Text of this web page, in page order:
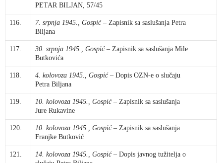
PETAR BILJAN, 57/45
116. 7. srpnja 1945., Gospić – Zapisnik sa saslušanja Petra
Biljana
117. 30. srpnja 1945., Gospić – Zapisnik sa saslušanja Mile
Butkovića
118. 4. kolovoza 1945., Gospić – Dopis OZN-e o slučaju
Petra Biljana
119. 10. kolovoza 1945., Gospić – Zapisnik sa saslušanja
Jure Rukavine
120. 10. kolovoza 1945., Gospić – Zapisnik sa saslušanja
Franjke Butković
121. 14. kolovoza 1945., Gospić – Dopis javnog tužitelja o